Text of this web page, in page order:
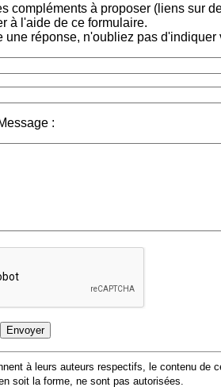
compléments à proposer (liens sur
à l'aide de ce formulaire.
réponse, n'oubliez pas d'indiquer
:
à leurs auteurs respectifs, le contenu de
soit la forme, ne sont pas autorisées.